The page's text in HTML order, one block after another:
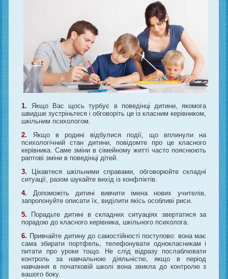
1. Якщо Вас щось турбує в поведінці дитини, якомога
швидше зустріньтеся і обговоріть це із класним керівником,
шкільним психологом.
2. Якщо в родині відбулися події, що вплинули на
психологічний стан дитини, повідомте про це класного
керівника. Саме зміни в сімейному житті часто пояснюють
раптові зміни в поведінці дітей.
3. Цікавтеся шкільними справами, обговорюйте складні
ситуації, разом шукайте вихід із конфліктів.
4.
Допоможіть дитині вивчити імена нових учителів,
запропонуйте описати їх, виділити якісь особливі риси.
5. Порадьте дитині в складних ситуаціях звертатися за
порадою до класного керівника, шкільного психолога.
6. Привчайте дитину до самостійності поступово: вона має
сама збирати портфель, телефонувати однокласникам і
питати про уроки тощо. Не слід відразу послаблювати
контроль за навчальною діяльністю, якщо в період
навчання в початковій школі вона звикла до контролю з
вашого боку.